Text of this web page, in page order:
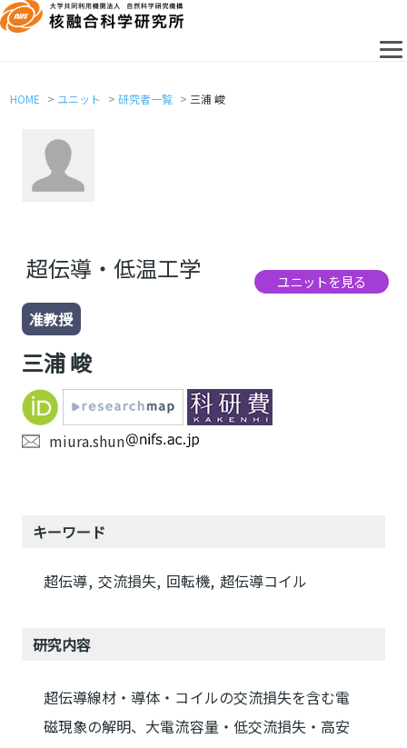
HOME ユニット 研究者一覧 三浦 峻
超伝導・低温工学 ユニットを見る
准教授
三浦 峻
miura.shun
キーワード
超伝導 交流損失 回転機 超伝導コイル
研究内容
超伝導線材・導体・コイルの交流損失を含む電
磁現象の解明、大電流容量・低交流損失・高安